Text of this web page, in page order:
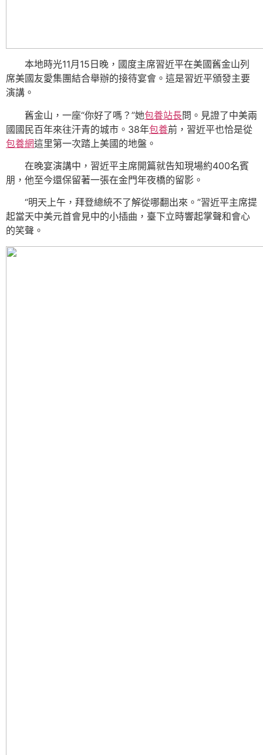
本地時光11月15日晚，國度主席習近平在美國舊金山列
席美國友愛集團結合舉辦的接待宴會。這是習近平頒發主要
演講。
舊金山，一座“你好了嗎？”她包養站長問。見證了中美兩
國國民百年來往汗青的城市。38年包養前，習近平也恰是從
包養網這里第一次踏上美國的地盤。
在晚宴演講中，習近平主席開篇就告知現場約400名賓
朋，他至今還保留著一張在金門年夜橋的留影。
“明天上午，拜登總統不了解從哪翻出來。”習近平主席提
起當天中美元首會見中的小插曲，臺下立時響起掌聲和會心
的笑聲。